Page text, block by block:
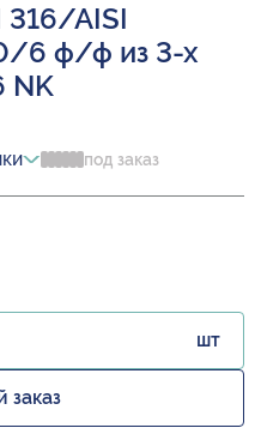
316/AISI
6 ф/ф из 3-х
NK
под заказ
шт
заказ